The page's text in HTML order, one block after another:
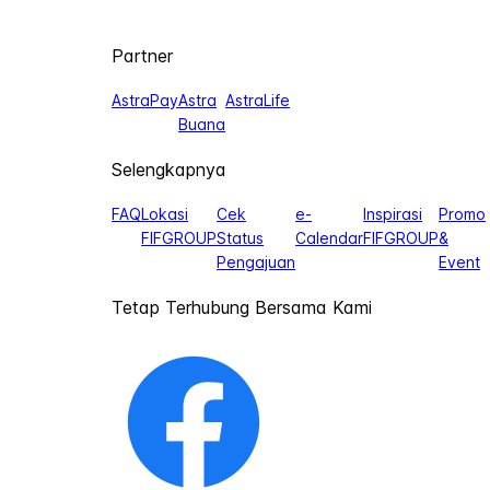
Partner
AstraPayAstra
Buana
AstraLife
Selengkapnya
FAQLokasi
FIFGROUP
Cek
Status
Pengajuan
e-
Calendar
Inspirasi
FIFGROUP
Promo
&
Event
Tetap Terhubung Bersama Kami